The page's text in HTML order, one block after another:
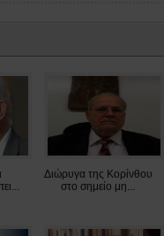
Διώρυγα της Κορίνθου
στο σημείο μη...